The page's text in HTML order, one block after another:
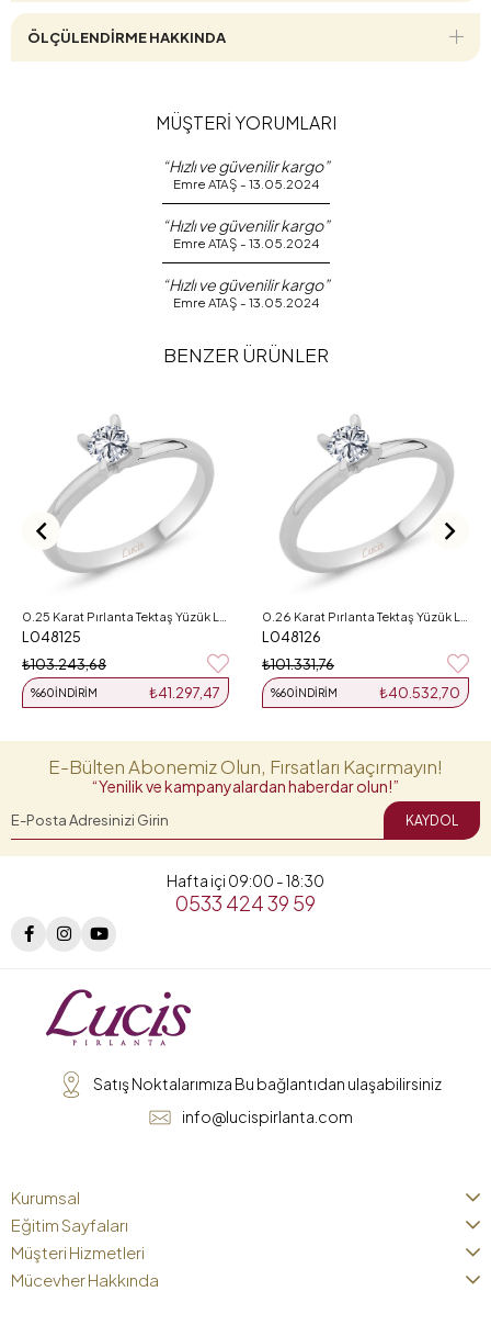
ÖLÇÜLENDİRME HAKKINDA
MÜŞTERİ YORUMLARI
“Hızlı ve güvenilir kargo”
Emre ATAŞ - 13.05.2024
“Hızlı ve güvenilir kargo”
Emre ATAŞ - 13.05.2024
“Hızlı ve güvenilir kargo”
Emre ATAŞ - 13.05.2024
BENZER ÜRÜNLER
L048125
₺41.297,47
%60İNDIRIM
₺103.243,68
L048126
₺40.532,70
%60İNDIRIM
₺101.331,76
E-Bülten Abonemiz Olun, Fırsatları Kaçırmayın!
“Yenilik ve kampanyalardan haberdar olun!”
KAYDOL
Hafta içi 09:00 - 18:30
0533 424 39 59
Satış Noktalarımıza Bu bağlantıdan ulaşabilirsiniz
info@lucispirlanta.com
Kurumsal
Eğitim Sayfaları
Müşteri Hizmetleri
Mücevher Hakkında